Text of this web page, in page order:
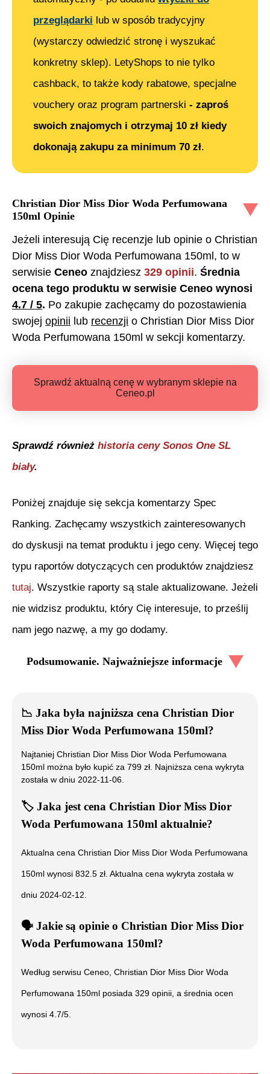
przeglądarki lub w sposób tradycyjny
(wystarczy odwiedzić stronę i wyszukać
konkretny sklep). LetyShops to nie tylko
cashback, to także kody rabatowe, specjalne
vouchery oraz program partnerski - zaproś
swoich znajomych i otrzymaj 10 zł kiedy
dokonają zakupu za minimum 70 zł.
Christian Dior Miss Dior Woda Perfumowana
150ml Opinie
Jeżeli interesują Cię recenzje lub opinie o Christian
Dior Miss Dior Woda Perfumowana 150ml, to w
serwisie Ceneo znajdziesz 329 opinii. Średnia
ocena tego produktu w serwisie Ceneo wynosi
4.7 / 5. Po zakupie zachęcamy do pozostawienia
swojej opinii lub recenzji o Christian Dior Miss Dior
Woda Perfumowana 150ml w sekcji komentarzy.
Sprawdź aktualną cenę w wybranym sklepie na
Ceneo.pl
Sprawdź również historia ceny Sonos One SL
biały.
Poniżej znajduje się sekcja komentarzy Spec
Ranking. Zachęcamy wszystkich zainteresowanych
do dyskusji na temat produktu i jego ceny. Więcej tego
typu raportów dotyczących cen produktów znajdziesz
tutaj. Wszystkie raporty są stale aktualizowane. Jeżeli
nie widzisz produktu, który Cię interesuje, to prześlij
nam jego nazwę, a my go dodamy.
Podsumowanie. Najważniejsze informacje
📉 Jaka była najniższa cena Christian Dior
Miss Dior Woda Perfumowana 150ml?
Najtaniej Christian Dior Miss Dior Woda Perfumowana
150ml można było kupić za 799 zł. Najniższa cena wykryta
została w dniu 2022-11-06.
🏷️ Jaka jest cena Christian Dior Miss Dior
Woda Perfumowana 150ml aktualnie?
Aktualna cena Christian Dior Miss Dior Woda Perfumowana
150ml wynosi 832.5 zł. Aktualna cena wykryta została w
dniu 2024-02-12
🗣️ ️ Jakie są opinie o Christian Dior Miss Dior
Woda Perfumowana 150ml?
Według serwisu Ceneo, Christian Dior Miss Dior Woda
Perfumowana 150ml posiada 329 opinii, a średnia ocen
wynosi 4.7/5.